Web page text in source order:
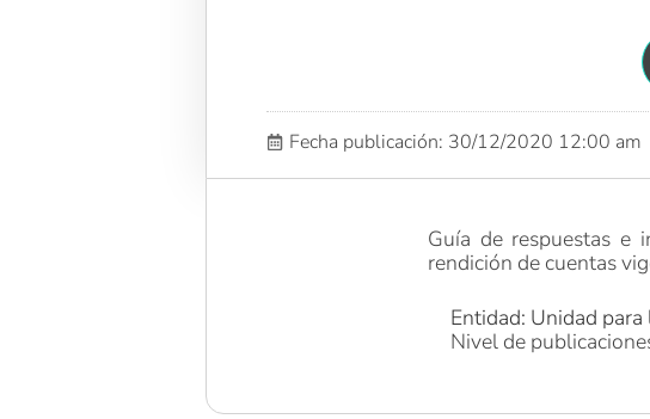
Fecha publicación: 30/12/2020 12:00 am
Guía de respuestas e
rendición de cuentas
Entidad: Unidad
Nivel de